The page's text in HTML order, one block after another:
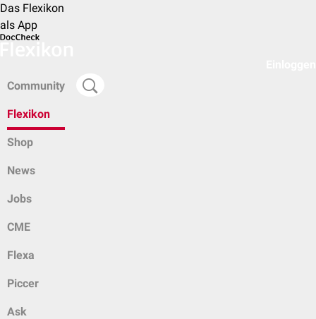
Das Flexikon
als App
Community
Flexikon
Shop
News
Jobs
CME
Flexa
Piccer
Ask